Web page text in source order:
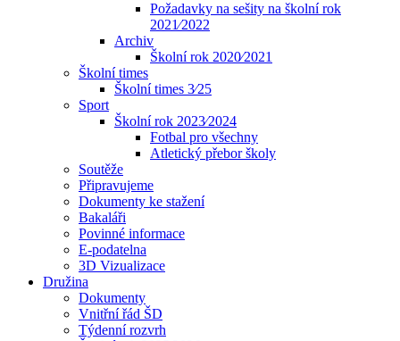
Požadavky na sešity na školní rok
2021⁄2022
Archiv
Školní rok 2020⁄2021
Školní times
Školní times 3⁄25
Sport
Školní rok 2023⁄2024
Fotbal pro všechny
Atletický přebor školy
Soutěže
Připravujeme
Dokumenty ke stažení
Bakaláři
Povinné informace
E-podatelna
3D Vizualizace
Družina
Dokumenty
Vnitřní řád ŠD
Týdenní rozvrh